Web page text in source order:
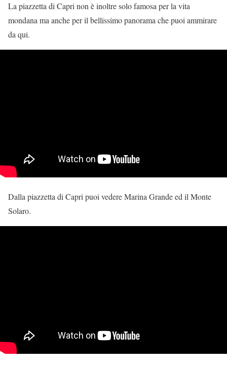
La piazzetta di Capri non è inoltre solo famosa per la vita
mondana ma anche per il bellissimo panorama che puoi ammirare
da qui.
Dalla piazzetta di Capri puoi vedere Marina Grande ed il Monte
Solaro.